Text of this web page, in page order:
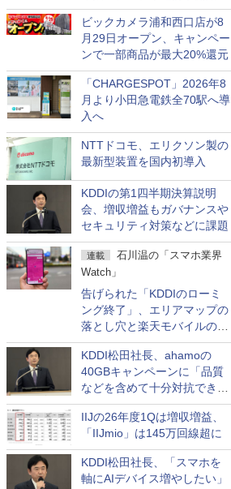
ビックカメラ浦和西口店が8
月29日オープン、キャンペー
ンで一部商品が最大20%還元
「CHARGESPOT」2026年8
月より小田急電鉄全70駅へ導
入へ
NTTドコモ、エリクソン製の
最新型装置を国内初導入
KDDIの第1四半期決算説明
会、増収増益もガバナンスや
セキュリティ対策などに課題
連載
石川温の「スマホ業界
Watch」
告げられた「KDDIのローミ
ング終了」、エリアマップの
落とし穴と楽天モバイルの課
題
KDDI松田社長、ahamoの
40GBキャンペーンに「品質
などを含めて十分対抗でき
る」
IIJの26年度1Qは増収増益、
「IIJmio」は145万回線超に
KDDI松田社長、「スマホを
軸にAIデバイス増やしたい」